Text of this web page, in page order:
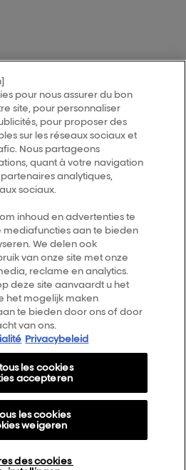
Terug naar de top
pour nous assurer du bon
site, pour personnaliser
pour proposer des
sur les réseaux sociaux et
Nous partageons
quant à votre navigation
analytiques,
sociaux.
inhoud en advertenties te
mediafuncties aan te bieden
We delen ook
van onze site met onze
reclame en analytics.
deze site aanvaardt u het
het mogelijk maken
te bieden door ons of door
van ons.
Privacybeleid
des cookies
les cookies
weigeren
les cookies
accepteren